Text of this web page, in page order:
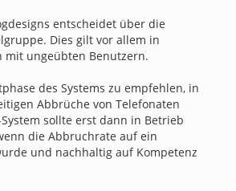
entscheidet über die
Dies gilt vor allem in
mit ungeübten Benutzern.
des Systems zu empfehlen, in
Abbrüche von Telefonaten
sollte erst dann in Betrieb
die Abbruchrate auf ein
und nachhaltig auf Kompetenz